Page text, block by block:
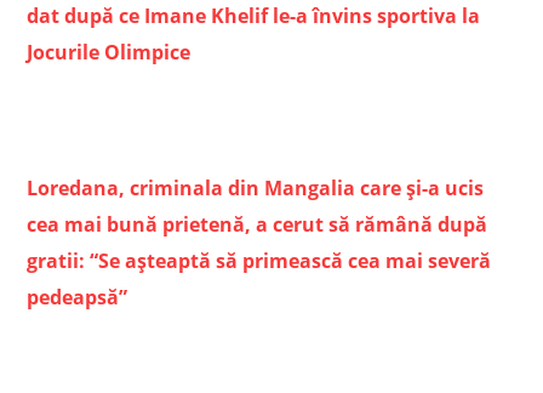
dat după ce Imane Khelif le-a învins sportiva la
Jocurile Olimpice
Loredana, criminala din Mangalia care şi-a ucis
cea mai bună prietenă, a cerut să rămână după
gratii: “Se aşteaptă să primească cea mai severă
pedeapsă”